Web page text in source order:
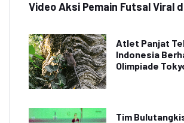
Video Aksi Pemain Futsal Viral
Atlet Panjat
Indonesia
Olimpiade
Tim